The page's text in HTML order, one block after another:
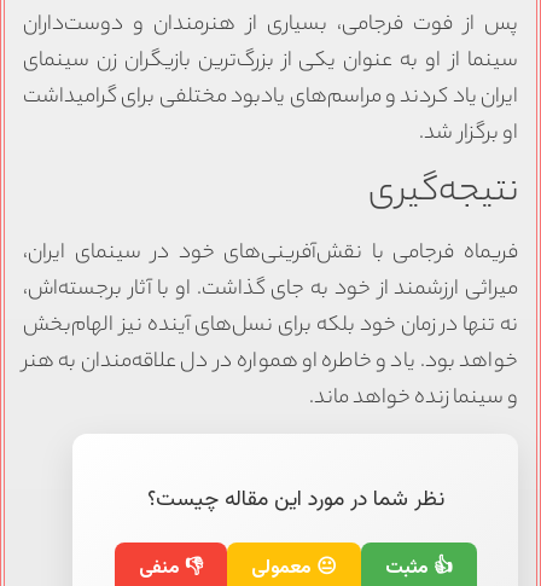
پس از فوت فرجامی، بسیاری از هنرمندان و دوست‌داران
سینما از او به عنوان یکی از بزرگ‌ترین بازیگران زن سینمای
ایران یاد کردند و مراسم‌های یادبود مختلفی برای گرامیداشت
او برگزار شد.
نتیجه‌گیری
فریماه فرجامی با نقش‌آفرینی‌های خود در سینمای ایران،
میراثی ارزشمند از خود به جای گذاشت. او با آثار برجسته‌اش،
نه تنها در زمان خود بلکه برای نسل‌های آینده نیز الهام‌بخش
خواهد بود. یاد و خاطره او همواره در دل علاقه‌مندان به هنر
و سینما زنده خواهد ماند.
نظر شما در مورد این مقاله چیست؟
👍 مثبت 😐 معمولی 👎 منفی